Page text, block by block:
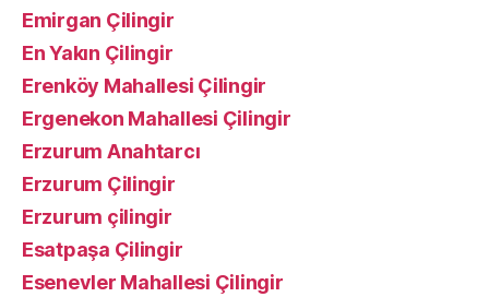
Emirgan Çilingir
En Yakın Çilingir
Erenköy Mahallesi Çilingir
Ergenekon Mahallesi Çilingir
Erzurum Anahtarcı
Erzurum Çilingir
Erzurum çilingir
Esatpaşa Çilingir
Esenevler Mahallesi Çilingir